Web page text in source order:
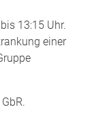
13:15 Uhr.
einer